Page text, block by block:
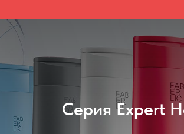
Серия Expert